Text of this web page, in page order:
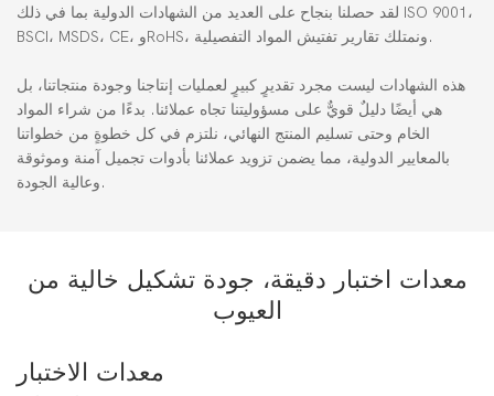
لقد حصلنا بنجاح على العديد من الشهادات الدولية بما في ذلك ISO 9001،
BSCI، MSDS، CE، وRoHS، ونمتلك تقارير تفتيش المواد التفصيلية.
هذه الشهادات ليست مجرد تقديرٍ كبيرٍ لعمليات إنتاجنا وجودة منتجاتنا، بل
هي أيضًا دليلٌ قويٌّ على مسؤوليتنا تجاه عملائنا. بدءًا من شراء المواد
الخام وحتى تسليم المنتج النهائي، نلتزم في كل خطوةٍ من خطواتنا
بالمعايير الدولية، مما يضمن تزويد عملائنا بأدوات تجميل آمنة وموثوقة
وعالية الجودة.
معدات اختبار دقيقة، جودة تشكيل خالية من
العيوب
معدات الاختبار